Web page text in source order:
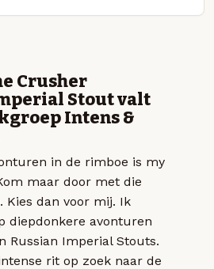
Crusher
Stout valt
Intens &
in de rimboe is my
maar door met die
Kies dan voor mij. Ik
diepdonkere avonturen
Russian Imperial Stouts.
rit op zoek naar de